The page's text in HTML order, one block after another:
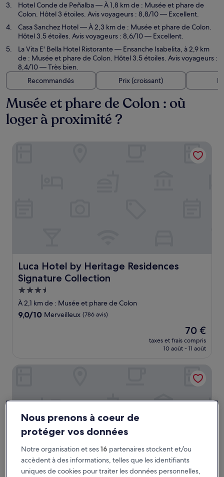
Hotel Conde de Peñalba— À 1,8 km de : Musée et phare de
Colon. Hôtel 3 étoiles. Avis voyageurs : 8,8/10 — Excellent.
Casa Sanchez Hotel— À 2,3 km de : Musée et phare de Colon.
Hôtel 3.5 étoiles. Avis voyageurs : 8,6/10 — Excellent.
La Vita E' Bella Hotel Ristorante— Ensanche Isabelita, à 2,9 km
de : Musée et phare de Colon. Hôtel 3.5 étoiles. Avis voyageurs :
8,4/10 — Très bien.
Recommandés
Prix (croissant)
Musée et phare de Colon : où
loger à proximité ?
Luca Hotel by Heritage Residences
Signature Collection
Luca Hotel by Heritage Residences Signature Collection
Hébergement
3.5 étoiles
À 2,1 km de : Musée et phare de Colon
9.0
9,0/10 Merveilleux (786 avis)
Le
nouveau
prix
de
70 €
70 €
taxes et frais compris
10 août - 11 août
Luca Hotel by Heritage Residences Signature Collection
Nous prenons à coeur de
protéger vos données
Notre organisation et ses16 partenaires stockent et/ou
accèdent à des informations, telles que les identifiants
uniques de cookies pour traiter les données personnelles,